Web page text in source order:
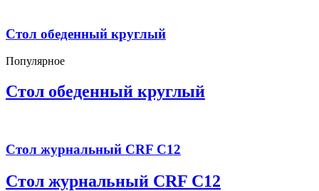
Стол обеденный круглый
Популярное
Стол обеденный круглый
Стол журнальный CRF C12
Стол журнальный CRF C12